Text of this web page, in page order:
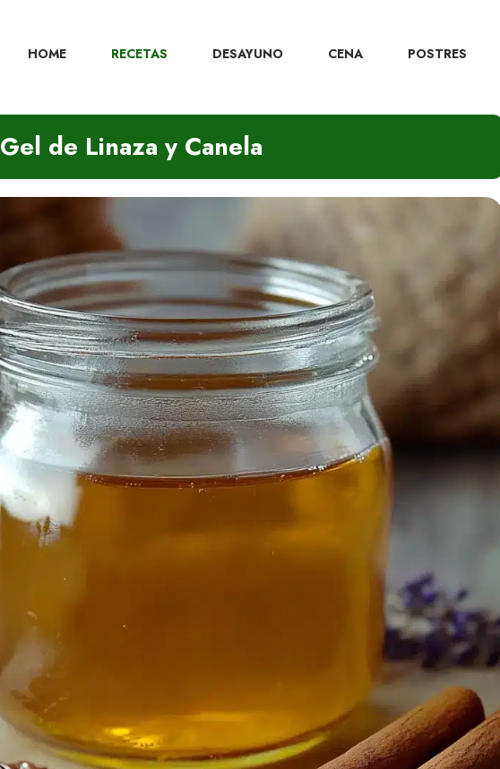
HOME RECETAS DESAYUNO CENA POSTRES
Gel de Linaza y Canela